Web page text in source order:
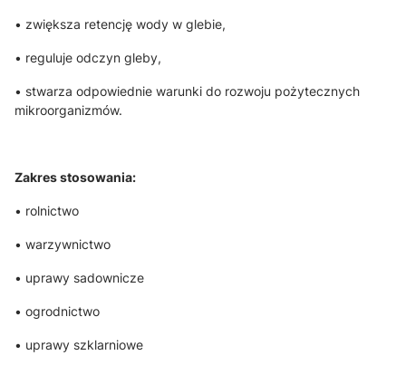
• zwiększa retencję wody w glebie,
• reguluje odczyn gleby,
• stwarza odpowiednie warunki do rozwoju pożytecznych
mikroorganizmów.
Zakres stosowania:
• rolnictwo
• warzywnictwo
• uprawy sadownicze
• ogrodnictwo
• uprawy szklarniowe